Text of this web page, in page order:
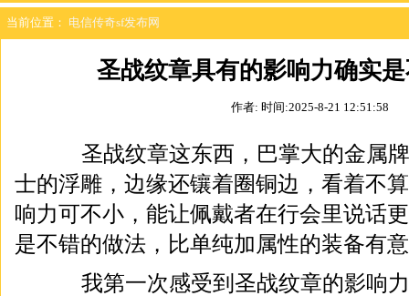
当前位置： 电信传奇sf发布网
圣战纹章具有的影响力确实
作者: 时间:2025-8-21 12:51:58
圣战纹章这东西，巴掌大的金属牌
士的浮雕，边缘还镶着圈铜边，看着不
响力可不小，能让佩戴者在行会里说话
是不错的做法，比单纯加属性的装备有
我第一次感受到圣战纹章的影响力